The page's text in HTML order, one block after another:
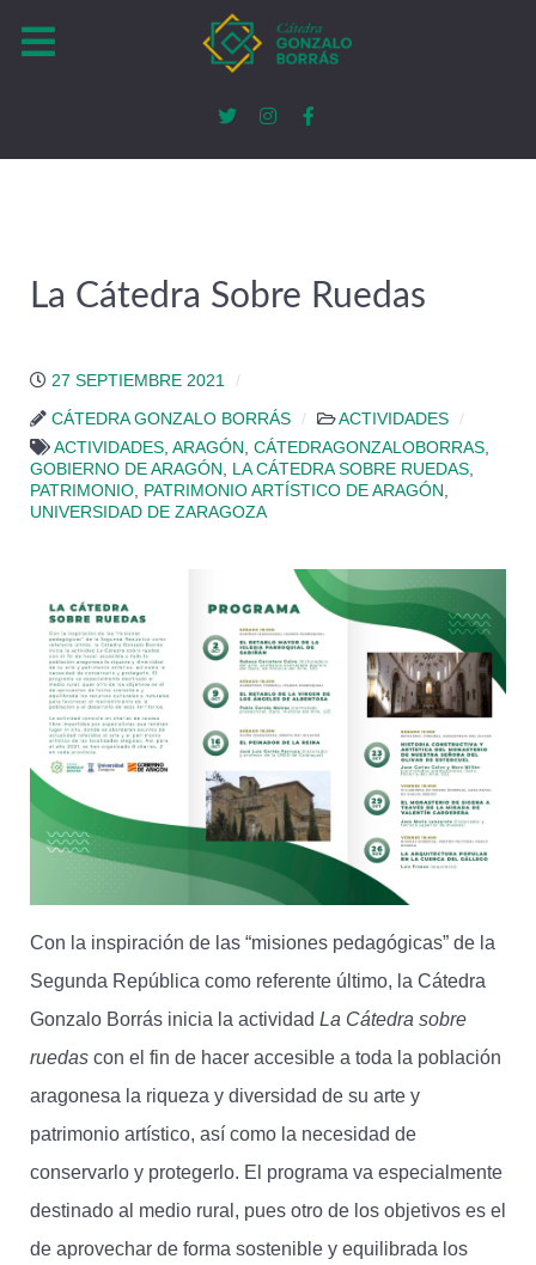
La Cátedra Sobre Ruedas
27 SEPTIEMBRE 2021
CÁTEDRA GONZALO BORRÁS
ACTIVIDADES
ACTIVIDADES ARAGÓN CÁTEDRAGONZALOBORRAS
GOBIERNO DE ARAGÓN
LA CÁTEDRA SOBRE RUEDAS
PATRIMONIO
PATRIMONIO ARTÍSTICO DE ARAGÓN
UNIVERSIDAD DE ZARAGOZA
Con la inspiración de las “misiones pedagógicas” de la
Segunda República como referente último, la Cátedra
Gonzalo Borrás inicia la actividad La Cátedra sobre
ruedas con el fin de hacer accesible a toda la población
aragonesa la riqueza y diversidad de su arte y
patrimonio artístico, así como la necesidad de
conservarlo y protegerlo. El programa va especialmente
destinado al medio rural, pues otro de los objetivos es el
de aprovechar de forma sostenible y equilibrada los